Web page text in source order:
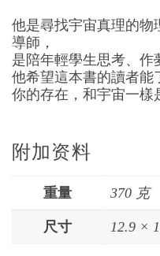
他是尋找宇宙真理的物
導師，
是陪年輕學生思考、作
他希望這本書的讀者能
你的存在，和宇宙一樣
附加资料
重量 370 克
尺寸 12.9 ×